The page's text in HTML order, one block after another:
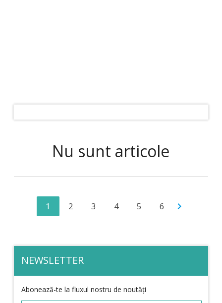
Nu sunt articole
1 2 3 4 5 6 chevron_right
NEWSLETTER
Abonează-te la fluxul nostru de noutăți